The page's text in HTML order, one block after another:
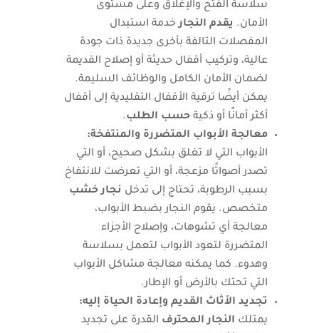
سلاسة الفتح والإغلاق وعلى مستوى
الأمان. يقدم النجارخدمة استبدال
المفصلات التالفة بأخرى جديدة ذات جودة
عالية، وتركيب أقفال حديثة أو إصلاح القديمة
لضمان الأمان الكامل والوظائف السليمة.
يمكن أيضًا ترقية الأقفال التقليدية إلى أقفال
أكثر أمانًا أو ذكية حسب الطلب.
معالجة الأبواب المتضررة والمنتفخة:
الأبواب التي لا تغلق بشكل صحيح، أو التي
تصدر أصواتًا مزعجة، أو التي تعرضت للانتفاخ
بسبب الرطوبة، تحتاج إلى تدخل نجار خشب
متخصص. يقوم النجار بضبط الأبواب،
معالجة أي تشوهات، وإصلاح الأجزاء
المتضررة لتعود الأبواب لتعمل بسلاسة
وهدوء. كما يمكنه معالجة مشاكل الأبواب
التي تحتك بالأرض أو الإطار.
تجديد الأثاث القديم وإعادة الحياة إليه:
يمتلك النجار المحترف القدرة على تجديد